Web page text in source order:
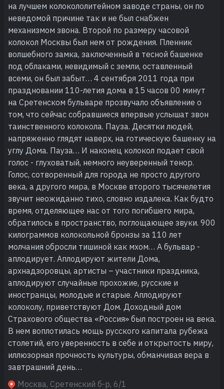
на лучшем колокололитейном заводе страны, он по
неведомой причине так и не был снабжен
механизмом звона. Второй по размеру часовой
колокол Москвы был нем от рождения. Пленник
волшебного замка, заключенный в тесной башенке
под облаками, невидимый с земли, оставленный
всеми, он был забыт… 4 сентября 2011 года при
праздновании 110-летия дома в 15 часов 00 минут
на Сретенском бульваре прозвучало объявление о
том, что сейчас собравшиеся впервые услышат звон
таинственного колокола. Пауза. Десятки людей,
напряженно глядят наверх, на готическую башенку на
углу Дома. Пауза… И наконец колокол подает свой
голос - глуховатый, немного неуверенный тенор.
Голос, сотворенный для города не просто другого
века, а другого мира, в Москве второго тысячелетия
звучит неожиданно тихо, словно издалека. Как будто
время, отделяющее нас от того погибшего мира,
обратилось в пространство, поглощающее звуки. 900
килограммов колокольной бронзы за 110 лет
молчания обросли тишиной как мхом… А бульвар -
аплодирует. Аплодируют жители Дома,
архнадзоровцы, артисты – участники праздника,
аплодируют случайные прохожие, русские и
иностранцы, молодые и старые. Аплодируют
колоколу, приветствуют Дом. Доходный дом
Страхового общества «Россия» был построен на века.
В нем воплотилась мощь русского капитала рубежа
столетий, его уверенность в себе и открытость миру,
иллюзорная прочность культуры, обманчивая вера в
завтрашний день…
Москва, Сретенский б-р, 6/1